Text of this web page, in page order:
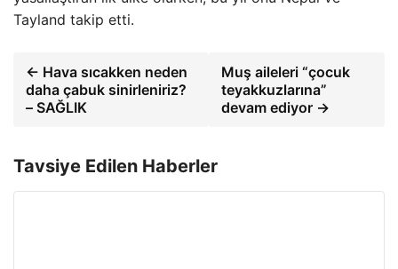
Tayland takip etti.
← Hava sıcakken neden
daha çabuk sinirleniriz?
– SAĞLIK
Muş aileleri “çocuk
teyakkuzlarına”
devam ediyor →
Tavsiye Edilen Haberler